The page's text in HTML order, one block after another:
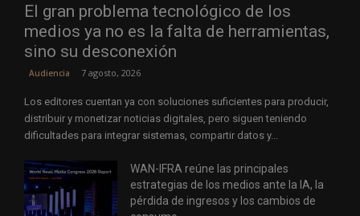
El gran problema tecnológico de los
medios ya no es la falta de herramientas,
sino su desconexión
Audiencia 7 agosto, 2026
Los editores cuentan ya con soluciones suficientes para producir,
distribuir y monetizar noticias digitales, pero siguen teniendo
dificultades para integrar sistemas, compartir datos y...
WAN-IFRA reúne las principales
estrategias de los medios ante la IA, la
pérdida de ingresos y los cambios de